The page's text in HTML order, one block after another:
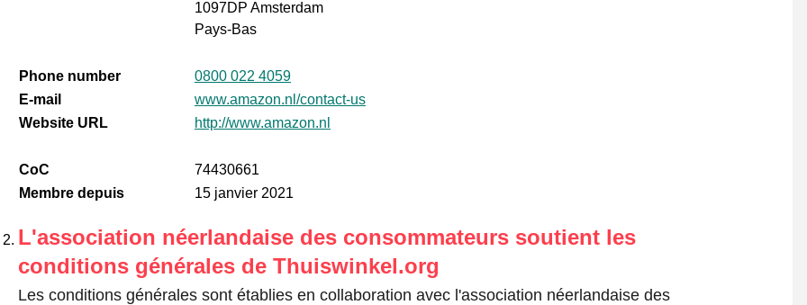
1097DP Amsterdam
Pays-Bas
Phone number
0800 022 4059
E-mail
www.amazon.nl/contact-us
Website URL
http://www.amazon.nl
CoC
74430661
Membre depuis
15 janvier 2021
L'association néerlandaise des consommateurs soutient les
conditions générales de Thuiswinkel.org
Les conditions générales sont établies en collaboration avec l'association néerlandaise des